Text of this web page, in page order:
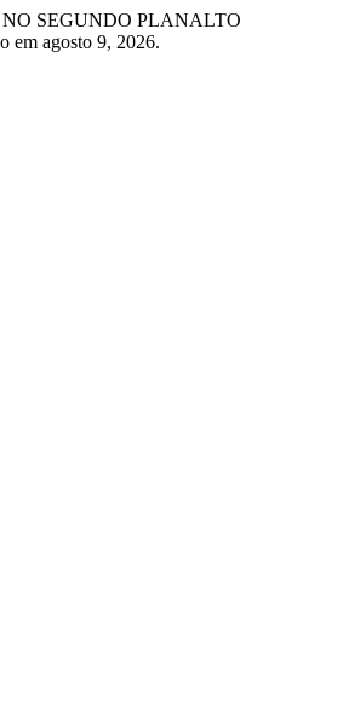
NO SEGUNDO PLANALTO
em agosto 9, 2026.